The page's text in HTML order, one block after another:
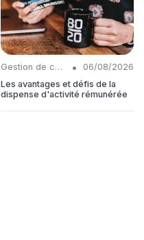
Gestion de carrière •
06/08/2026
Les avantages et défis de la
dispense d'activité rémunérée